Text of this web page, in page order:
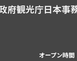
府観光庁日本事
オープン時間